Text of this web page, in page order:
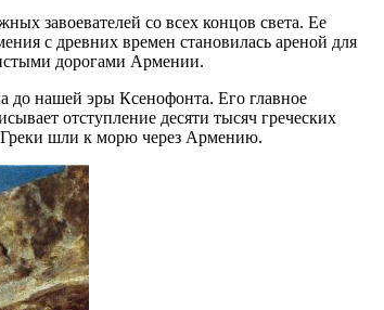
завоевателей со всех концов света. Ее
с древних времен становилась ареной для
дорогами Армении.
до нашей эры Ксенофонта. Его главное
отступление десяти тысяч греческих
Греки шли к морю через Армению.